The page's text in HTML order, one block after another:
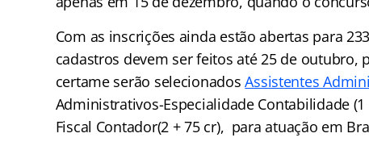
Com as inscrições ainda estão abertas para
cadastros devem ser feitos até 25 de outubro,
certame serão selecionadosAssistentes
Administrativos-Especialidade Contabilidade
Fiscal Contador(2 + 75 cr), para atuação em